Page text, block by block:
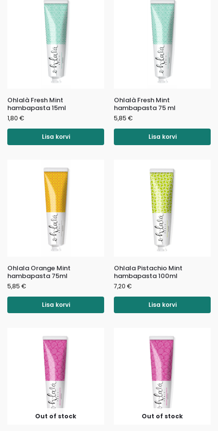
Ohlalà Fresh Mint
hambapasta 15ml
1,80 €
Lisa korvi
Ohlalà Fresh Mint
hambapasta 75 ml
5,85 €
Lisa korvi
Ohlala Orange Mint
hambapasta 75ml
5,85 €
Lisa korvi
Ohlala Pistachio Mint
hambapasta 100ml
7,20 €
Lisa korvi
Out of stock Out of stock